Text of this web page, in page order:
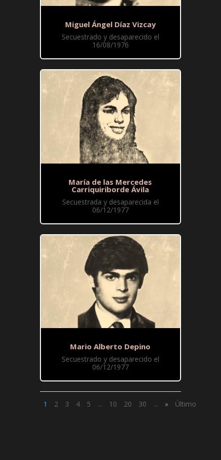
Miguel Ángel Díaz Vizcay
Secuestrado y desaparecido el
16/08/1976
María de las Mercedes
Carriquiriborde Ávila
Secuestrada y desaparecida el
06/12/1977
Mario Alberto Depino
Secuestrado y desaparecido el
06/12/1977
1 2 3 4 5 ... 10 20 30 ... » Último